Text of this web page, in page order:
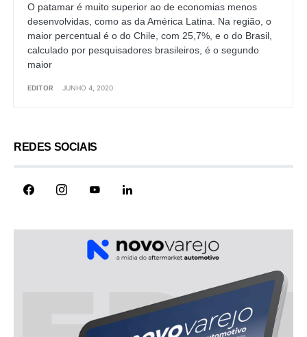
O patamar é muito superior ao de economias menos
desenvolvidas, como as da América Latina. Na região, o
maior percentual é o do Chile, com 25,7%, e o do Brasil,
calculado por pesquisadores brasileiros, é o segundo
maior
EDITOR JUNHO 4, 2020
REDES SOCIAIS